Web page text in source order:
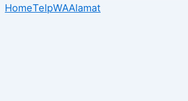
HomeTelpWAAlamat